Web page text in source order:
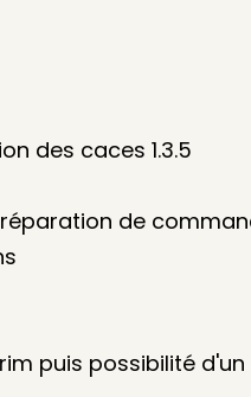
des caces 1.3.5
de
puis possibilité d'un